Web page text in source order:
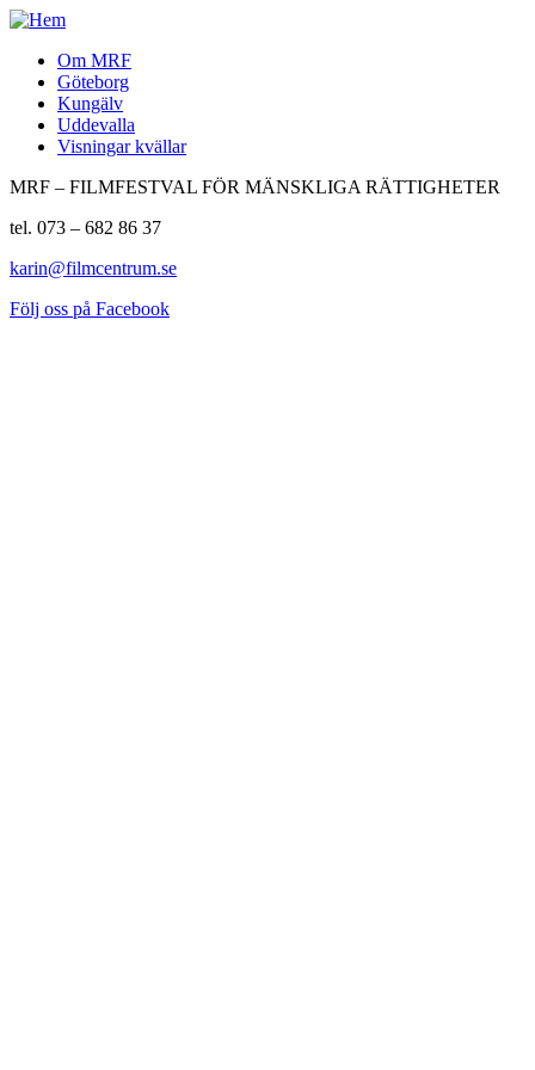
Om MRF
Göteborg
Kungälv
Uddevalla
Visningar kvällar
MRF – FILMFESTVAL FÖR MÄNSKLIGA RÄTTIGHETER
tel. 073 – 682 86 37
karin@filmcentrum.se
Följ oss på Facebook